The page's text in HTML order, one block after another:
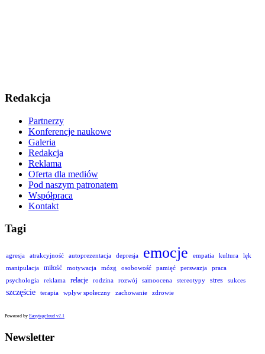
Redakcja
Partnerzy
Konferencje naukowe
Galeria
Redakcja
Reklama
Oferta dla mediów
Pod naszym patronatem
Współpraca
Kontakt
Tagi
agresja atrakcyjność autoprezentacja depresja emocje empatia kultura
lęk
manipulacja
miłość motywacja mózg osobowość pamięć perswazja
praca
psychologia
reklama relacje rodzina rozwój samoocena stereotypy stres sukces
szczęście terapia wpływ społeczny zachowanie zdrowie
Powered by Easytagcloud v2.1
Newsletter